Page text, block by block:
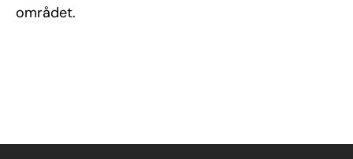
området.